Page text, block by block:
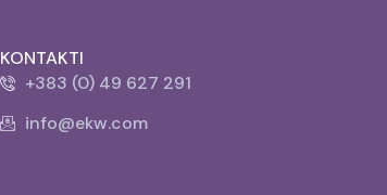
KONTAKTI
+383 (0) 49 627 291
info@ekw.com